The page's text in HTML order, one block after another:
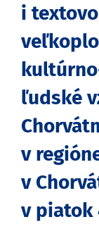
i
ľudské
v
v
v piatok